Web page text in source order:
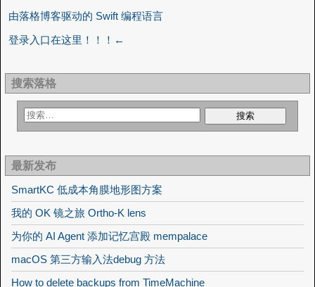
由落格博客驱动的 Swift 编程语言
登录入口在这里！！！←
搜索落格
最新发布
SmartKC 低成本角膜地形图方案
我的 OK 镜之旅 Ortho-K lens
为你的 AI Agent 添加记忆宫殿 mempalace
macOS 第三方输入法debug 方法
How to delete backups from TimeMachine